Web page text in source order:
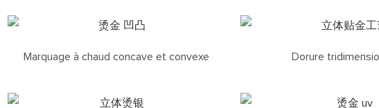
Marquage à chaud concave et convexe Dorure